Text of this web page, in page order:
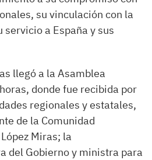
su vinculación con la
servicio a España y sus
llegó a la Asamblea
donde fue recibida por
regionales y estatales,
de la Comunidad
Miras; la
del Gobierno y ministra para